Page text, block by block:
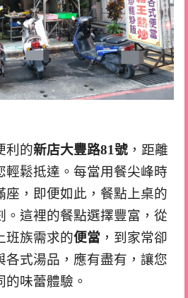
利的新店大豐路81號 ，距離
輕鬆抵達。每當用餐尖峰時
座，即便如此，餐點上桌的
。這裡的餐點選擇豐富，從
班族需求的便當 ，到家常卻
各式湯品，應有盡有，讓您
味蕾體驗。